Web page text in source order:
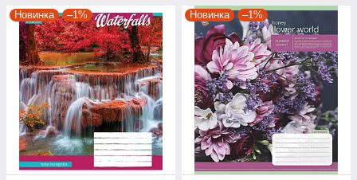
Новинка –1% Новинка –1%